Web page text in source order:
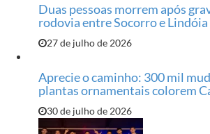
Duas pessoas morrem após
rodovia entre Socorro e Lindóia
27 de julho de 2026
Aprecie o caminho: 300 mil
plantas ornamentais colorem
30 de julho de 2026